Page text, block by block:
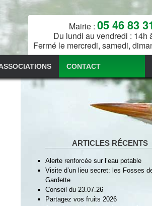
Mairie : 05 46 83
Du lundi au vendredi : 14h
Fermé le mercredi, samedi,
CONTACT
ARTICLES RÉCENTS
Alerte renforcée sur l’eau potable
Visite d’un lieu secret: les Fosses
Gardette
Conseil du 23.07.26
Partagez vos fruits 2026